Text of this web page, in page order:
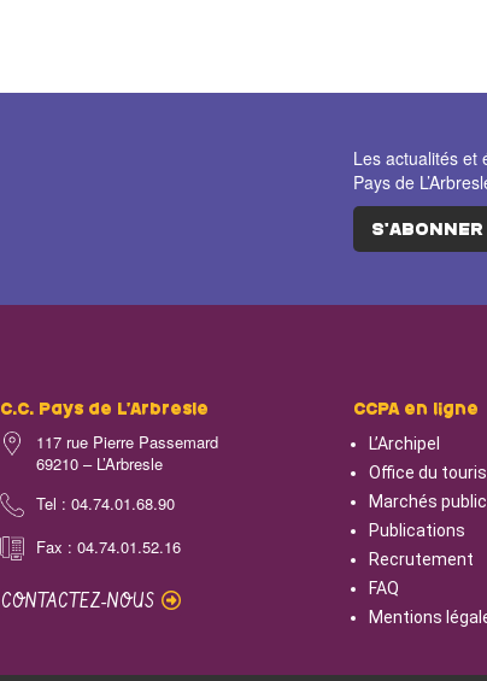
Les actualités et
Pays de
S'ABONNER
C.C. Pays de L’Arbresle
117 rue Pierre Passemard
69210 – L’Arbresle
Tel : 04.74.01.68.90
Fax : 04.74.01.52.16
CONTACTEZ-NOUS
CCPA en ligne
L’Archipel
Office du
Marchés
Publications
Recrutement
FAQ
Mentions